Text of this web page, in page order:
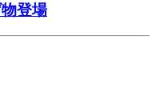
登場